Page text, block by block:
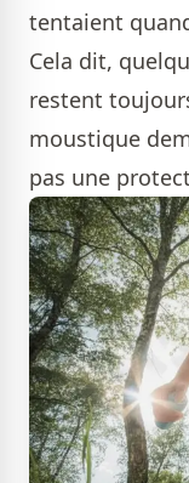
tentaient
Cela dit,
restent
moustique
pas une